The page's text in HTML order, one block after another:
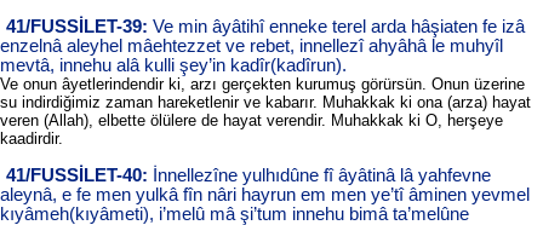
41/FUSSİLET-39: Ve min âyâtihî enneke terel arda hâşiaten fe izâ
enzelnâ aleyhel mâehtezzet ve rebet, innellezî ahyâhâ le muhyîl
mevtâ, innehu alâ kulli şey’in kadîr(kadîrun).
Ve onun âyetlerindendir ki, arzı gerçekten kurumuş görürsün. Onun üzerine
su indirdiğimiz zaman hareketlenir ve kabarır. Muhakkak ki ona (arza) hayat
veren (Allah), elbette ölülere de hayat verendir. Muhakkak ki O, herşeye
kaadirdir.
41/FUSSİLET-40: İnnellezîne yulhıdûne fî âyâtinâ lâ yahfevne
aleynâ, e fe men yulkâ fîn nâri hayrun em men ye’tî âminen yevmel
kıyâmeh(kıyâmeti), i’melû mâ şi’tum innehu bimâ ta’melûne